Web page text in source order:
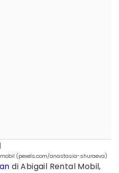
(pexels.com/anastasia-shuraeva)
di Abigail Rental Mobil,